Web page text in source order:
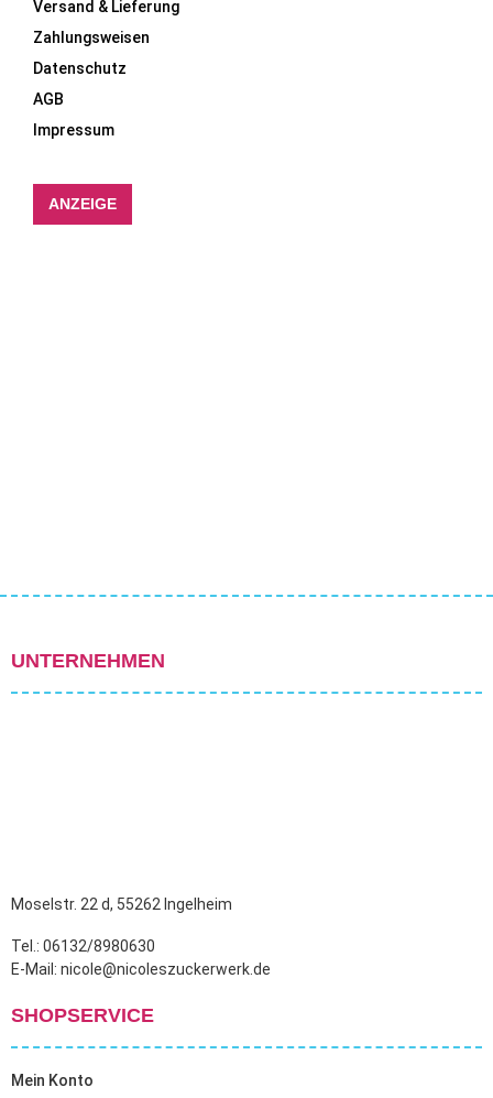
Versand & Lieferung
Zahlungsweisen
Datenschutz
AGB
Impressum
ANZEIGE
UNTERNEHMEN
Moselstr. 22 d, 55262 Ingelheim
Tel.: 06132/8980630
E-Mail: nicole@nicoleszuckerwerk.de
SHOPSERVICE
Mein Konto